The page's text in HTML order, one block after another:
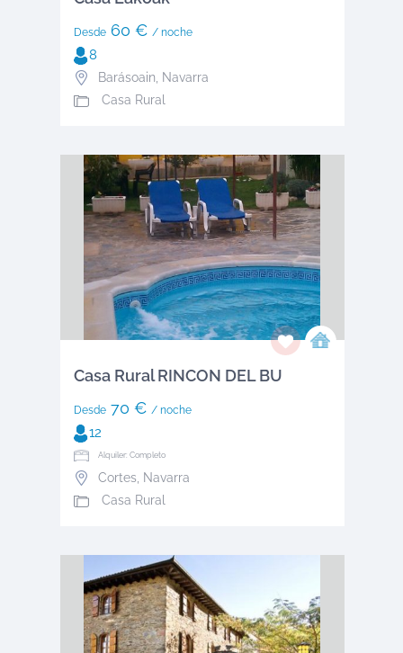
Desde60 € / noche
8
Barásoain
Navarra
Casa Rural
Casa Rural RINCON DEL BU
Desde70 € / noche
12
Alquiler: Completo
Cortes, Navarra
Casa Rural